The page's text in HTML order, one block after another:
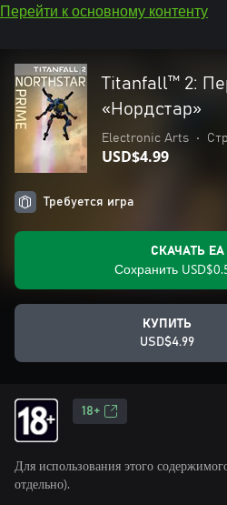
Перейти к основному контенту
Titanfall™ 2:
«Нордстар»
Electronic Arts •
USD$4.99
Требуется игра
СКАЧАТЬ EA
Сохранить
КУПИТЬ
USD$4.99
18+
Для использования этого
отдельно).